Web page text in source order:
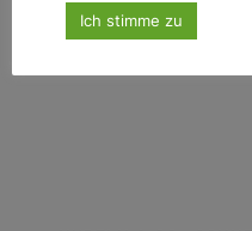
Diese vegetarische
Ich stimme zu